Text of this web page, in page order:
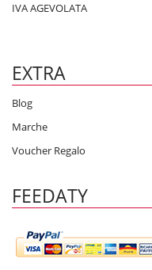
IVA AGEVOLATA
EXTRA
Blog
Marche
Voucher Regalo
FEEDATY